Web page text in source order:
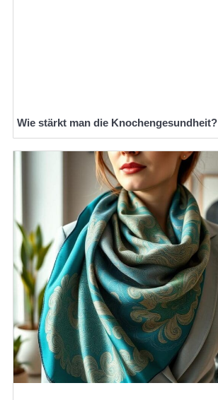
Wie stärkt man die Knochengesundheit?